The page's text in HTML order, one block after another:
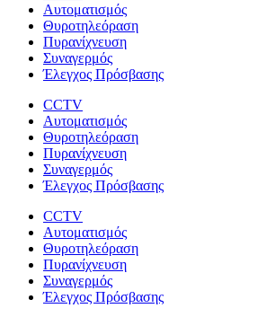
Αυτοματισμός
Θυροτηλεόραση
Πυρανίχνευση
Συναγερμός
Έλεγχος Πρόσβασης
CCTV
Αυτοματισμός
Θυροτηλεόραση
Πυρανίχνευση
Συναγερμός
Έλεγχος Πρόσβασης
CCTV
Αυτοματισμός
Θυροτηλεόραση
Πυρανίχνευση
Συναγερμός
Έλεγχος Πρόσβασης